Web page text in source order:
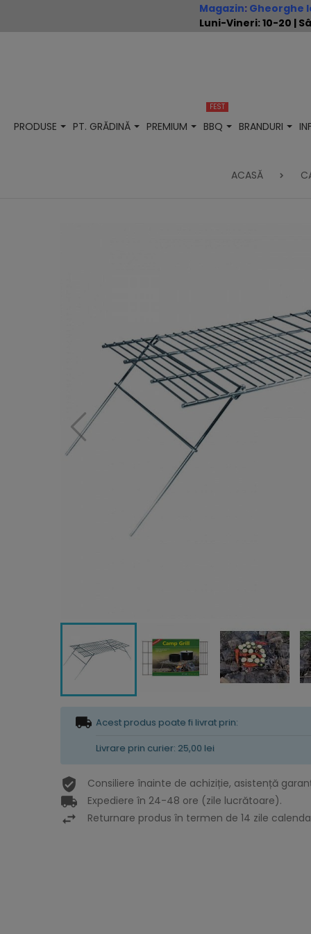
Magazin: Gheorghe
Luni-Vineri: 10-20 |
PRODUSE PT. GRĂDINĂ PREMIUM BBQ
FEST
BRANDURI
ACASĂ
Acest produs poate fi livrat prin:
Livrare prin curier: 25,00 lei
Consiliere înainte de achiziție, asistență
Expediere în 24-48 ore (zile lucrătoare).
Returnare produs în termen de 14 zile